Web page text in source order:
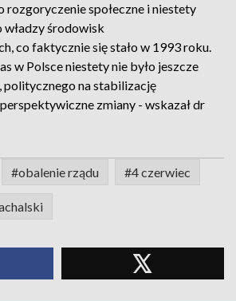
rozgoryczenie społeczne i niestety
władzy środowisk
co faktycznie się stało w 1993 roku.
w Polsce niestety nie było jeszcze
politycznego na stabilizację
zmiany - wskazał dr
#obalenie rządu #4 czerwiec